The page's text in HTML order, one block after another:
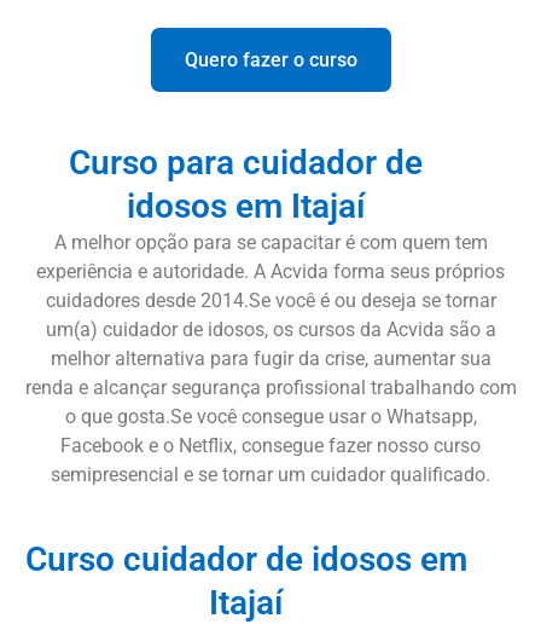
Quero fazer o curso
Curso para cuidador de
idosos em Itajaí
A melhor opção para se capacitar é com quem tem
experiência e autoridade. A Acvida forma seus próprios
cuidadores desde 2014.Se você é ou deseja se tornar
um(a) cuidador de idosos, os cursos da Acvida são a
melhor alternativa para fugir da crise, aumentar sua
renda e alcançar segurança profissional trabalhando com
o que gosta.Se você consegue usar o Whatsapp,
Facebook e o Netflix, consegue fazer nosso curso
semipresencial e se tornar um cuidador qualificado.
Curso cuidador de idosos em
Itajaí